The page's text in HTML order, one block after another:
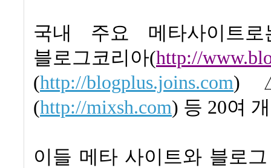
국내 주요 메타사이트
블로그코리아(http://
(http://blogplus.joins.com)
(http://mixsh.com) 등 20여
이들 메타 사이트와 블로